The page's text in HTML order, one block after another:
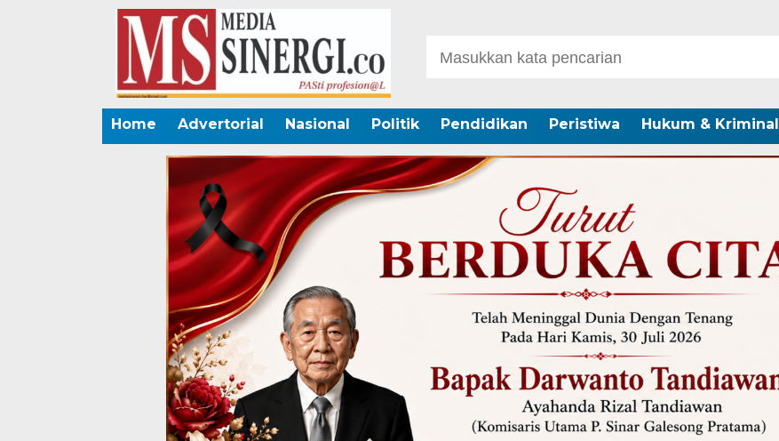
Home Advertorial Nasional Politik Pendidikan Peristiwa Hukum & Kriminal